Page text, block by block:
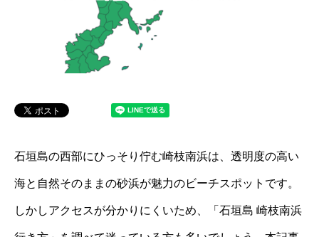
石垣島の西部にひっそり佇む崎枝南浜は、透明度の高い
海と自然そのままの砂浜が魅力のビーチスポットです。
しかしアクセスが分かりにくいため、「石垣島 崎枝南浜